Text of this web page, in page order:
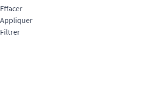
Effacer
Appliquer
Filtrer